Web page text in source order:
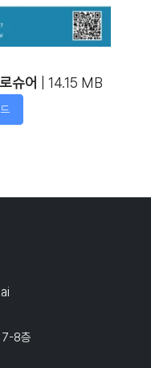
슈어 | 14.15 MB
7-8층